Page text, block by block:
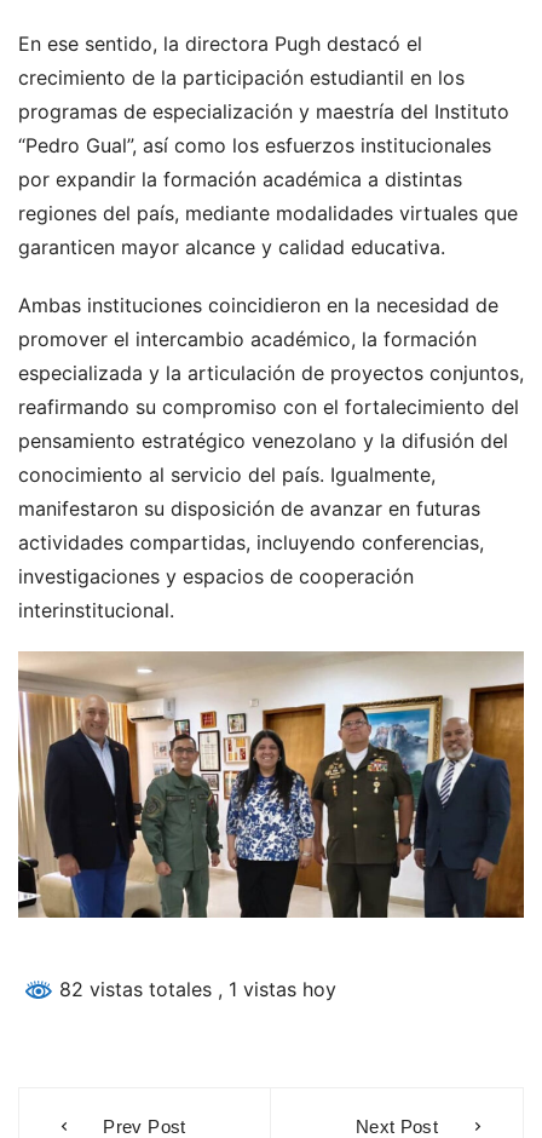
En ese sentido, la directora Pugh destacó el
crecimiento de la participación estudiantil en los
programas de especialización y maestría del Instituto
“Pedro Gual”, así como los esfuerzos institucionales
por expandir la formación académica a distintas
regiones del país, mediante modalidades virtuales que
garanticen mayor alcance y calidad educativa.
Ambas instituciones coincidieron en la necesidad de
promover el intercambio académico, la formación
especializada y la articulación de proyectos conjuntos,
reafirmando su compromiso con el fortalecimiento del
pensamiento estratégico venezolano y la difusión del
conocimiento al servicio del país. Igualmente,
manifestaron su disposición de avanzar en futuras
actividades compartidas, incluyendo conferencias,
investigaciones y espacios de cooperación
interinstitucional.
82 vistas totales , 1 vistas hoy
Prev Post Next Post